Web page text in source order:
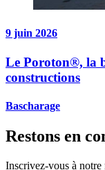
9 juin 2026
Le Poroton®, la
constructions
Bascharage
Restons en
Inscrivez-vous à notre